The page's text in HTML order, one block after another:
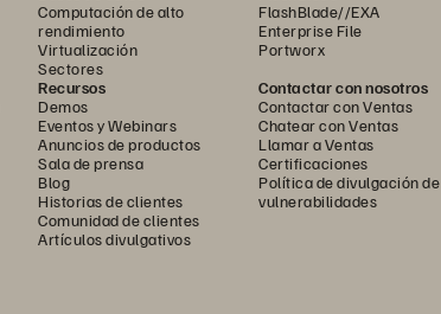
Computación de alto
rendimiento
Virtualización
Sectores
FlashBlade//EXA
Enterprise File
Portworx
Recursos
Demos
Eventos y Webinars
Anuncios de productos
Sala de prensa
Blog
Historias de clientes
Comunidad de clientes
Artículos divulgativos
Contactar con nosotros
Contactar con Ventas
Chatear con Ventas
Llamar a Ventas
Certificaciones
Política de divulgación de
vulnerabilidades